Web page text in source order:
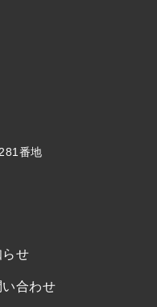
番地
らせ
い合わせ